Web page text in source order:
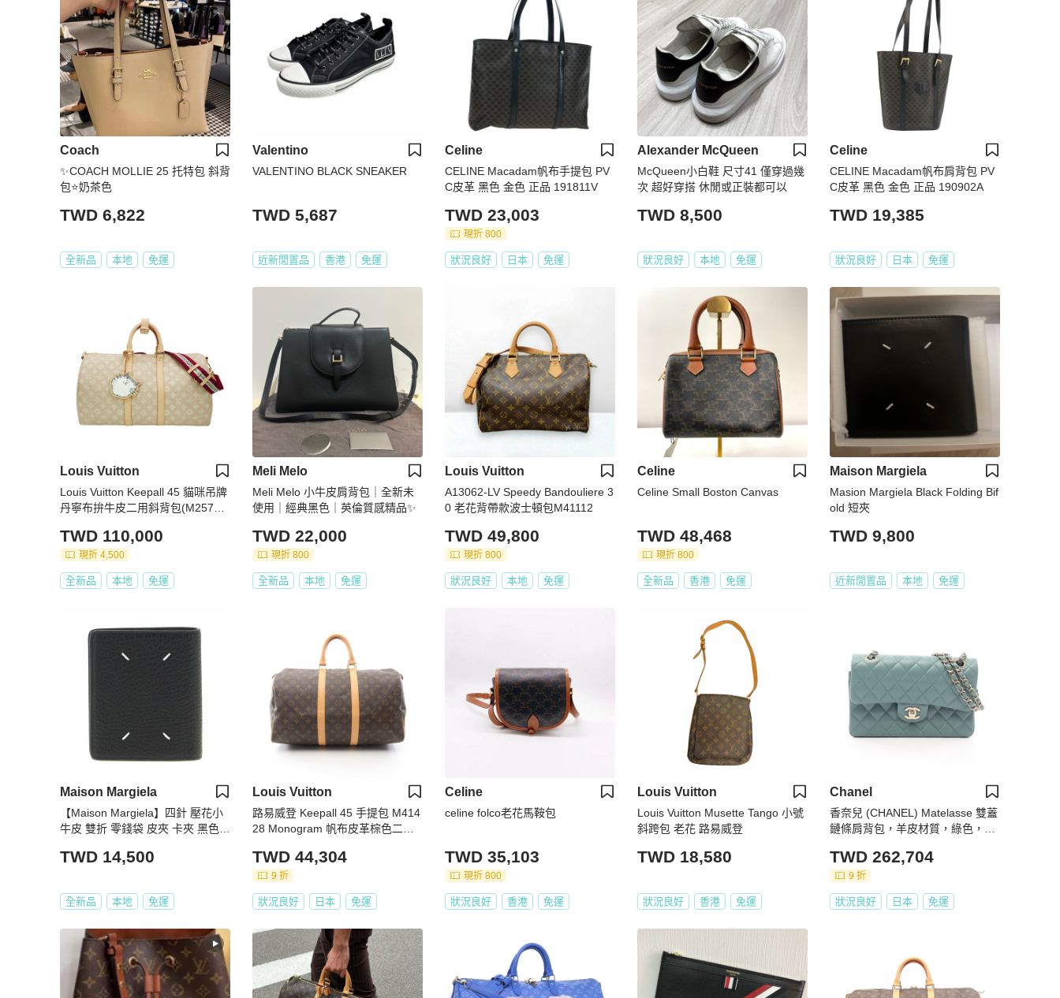
Coach
✨COACH MOLLIE 25 托特包 斜背
包⭐️奶茶色
TWD 6,822
全新品 本地 免運
Valentino
VALENTINO BLACK SNEAKER
TWD 5,687
近新閒置品 香港 免運
Celine
CELINE Macadam帆布手提包 PV
C皮革 黑色 金色 正品 191811V
TWD 23,003
現折 800
狀況良好 日本 免運
Alexander McQueen
McQueen小白鞋 尺寸41 僅穿過幾
次 超好穿搭 休閒或正裝都可以
TWD 8,500
狀況良好 本地 免運
Celine
CELINE Macadam帆布肩背包 PV
C皮革 黑色 金色 正品 190902A
TWD 19,385
狀況良好 日本 免運
Louis Vuitton
Louis Vuitton Keepall 45 貓咪吊牌
丹寧布拚牛皮二用斜背包(M25787-
TWD 110,000
現折 4,500
全新品 本地 免運
Meli Melo
Meli Melo 小牛皮肩背包｜全新未
使用｜經典黑色｜英倫質感精品✨
TWD 22,000
現折 800
全新品 本地 免運
Louis Vuitton
A13062-LV Speedy Bandouliere 3
0 老花背帶款波士頓包M41112
TWD 49,800
現折 800
狀況良好 本地 免運
Celine
Celine Small Boston Canvas
TWD 48,468
現折 800
全新品 香港 免運
Maison Margiela
Masion Margiela Black Folding Bif
old 短夾
TWD 9,800
近新閒置品 本地 免運
Maison Margiela
【Maison Margiela】四針 壓花小
牛皮 雙折 零錢袋 皮夾 卡夾 黑色 S
TWD 14,500
全新品 本地 免運
Louis Vuitton
路易威登 Keepall 45 手提包 M414
28 Monogram 帆布皮革棕色二手 L
TWD 44,304
9 折
狀況良好 日本 免運
Celine
celine folco老花馬鞍包
TWD 35,103
現折 800
狀況良好 香港 免運
Louis Vuitton
Louis Vuitton Musette Tango 小號
斜跨包 老花 路易威登
TWD 18,580
狀況良好 香港 免運
Chanel
香奈兒 (CHANEL) Matelasse 雙蓋
鏈條肩背包，羊皮材質，綠色，金
TWD 262,704
9 折
狀況良好 日本 免運